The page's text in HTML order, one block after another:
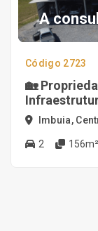
A
Código 2723
🏡
Imbuia,
2 156m²